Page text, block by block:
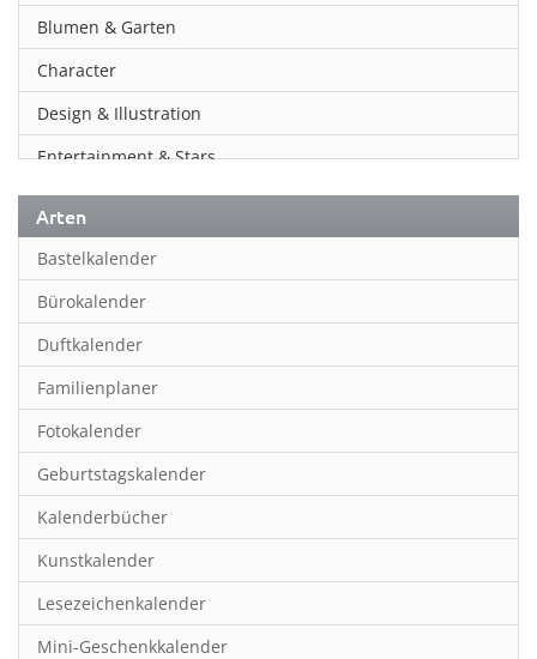
Blumen & Garten
Character
Design & Illustration
Entertainment & Stars
Erotik
Essen & Trinken
Familienplaner
Fantasy
Film
Fotokunst
Frauen
Fußball
Gaming
Geburtstagskalender
Geschichte
Arten
Bastelkalender
Bürokalender
Duftkalender
Familienplaner
Fotokalender
Geburtstagskalender
Kalenderbücher
Kunstkalender
Lesezeichenkalender
Mini-Geschenkkalender